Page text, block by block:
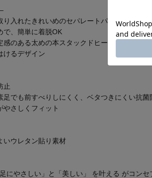
り入れたきれいめのセパレートパンプス
で、簡単に着脱OK
感のある太めの本スタックドヒールが上品な印象
けるデザイン
止
足でも前すべりしにくく、ベタつきにくい抗
やさしくフィット
いウレタン貼り素材
にやさしい」と「美しい」 を叶える がコンセ